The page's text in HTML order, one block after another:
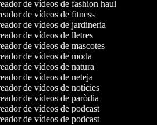
de vídeos de fashion haul
de vídeos de fitness
de vídeos de jardineria
de vídeos de lletres
de vídeos de mascotes
de vídeos de moda
de vídeos de natura
de vídeos de neteja
de vídeos de notícies
de vídeos de paròdia
de vídeos de podcast
de vídeos de podcast